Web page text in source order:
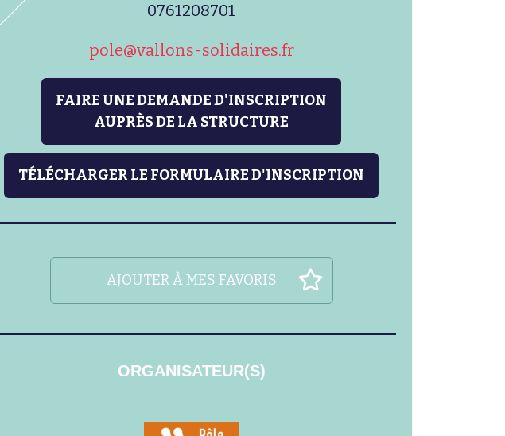
0761208701
pole@vallons-solidaires.fr
FAIRE UNE DEMANDE D'INSCRIPTION
AUPRÈS DE LA STRUCTURE
TÉLÉCHARGER LE FORMULAIRE D'INSCRIPTION
AJOUTER À MES FAVORIS
ORGANISATEUR(S)